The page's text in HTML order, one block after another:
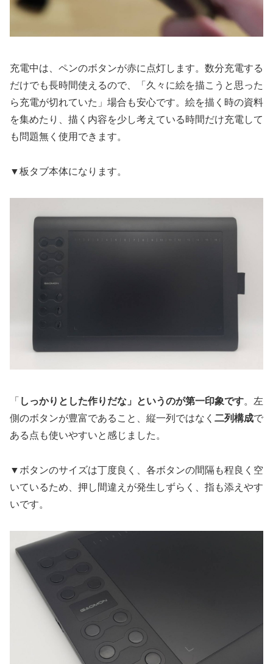
充電中は、ペンのボタンが赤に点灯します。数分充電する
だけでも長時間使えるので、「久々に絵を描こうと思った
ら充電が切れていた」場合も安心です。絵を描く時の資料
を集めたり、描く内容を少し考えている時間だけ充電して
も問題無く使用できます。
▼板タブ本体になります。
「 しっかりとした作りだな」というのが第一印象です。左
側のボタンが豊富であること、縦一列ではなく 二列構成で
ある点も使いやすいと感じました。
▼ボタンのサイズは丁度良く、各ボタンの間隔も程良く空
いているため、押し間違えが発生しずらく、指も添えやす
いです。